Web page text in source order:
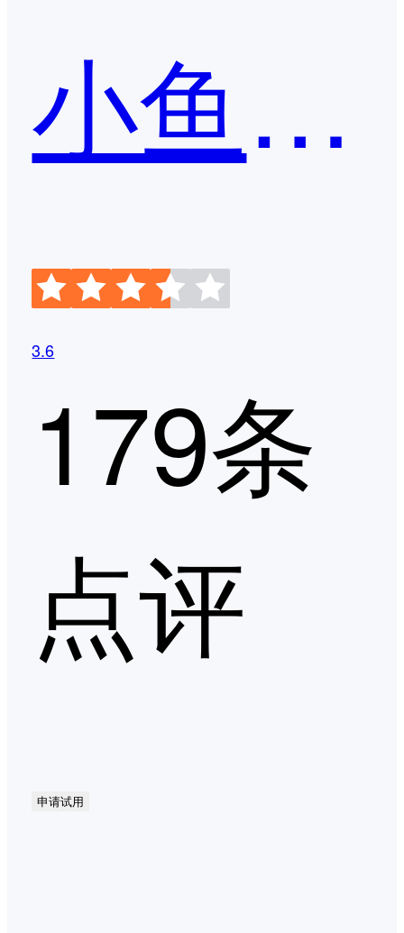
小鱼易连
3.6
179条
点评
申请试用